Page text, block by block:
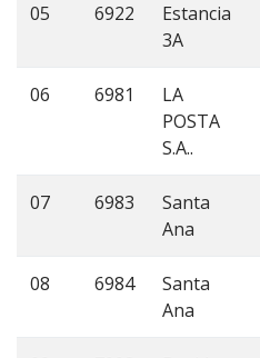
05 6922
Estancia
3A
06 6981
LA
POSTA
S.A..
07 6983
Santa
Ana
08 6984
Santa
Ana